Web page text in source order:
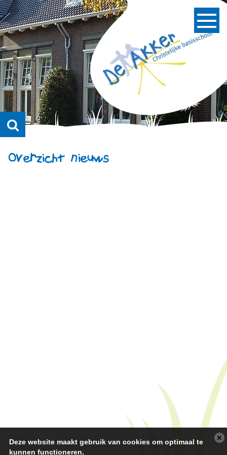
Overzicht nieuws
Deze website maakt gebruik van cookies om optimaal te
kunnen functioneren.